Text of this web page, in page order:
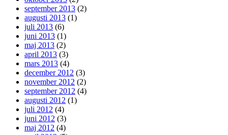
september 2013 (2)
augusti 2013 (1)
juli 2013 (6)
juni 2013 (1)
maj 2013 (2)
april 2013 (3)
mars 2013 (4)
december 2012 (3)
november 2012 (2)
september 2012 (4)
augusti 2012 (1)
juli 2012 (4)
juni 2012 (3)
maj 2012 (4)